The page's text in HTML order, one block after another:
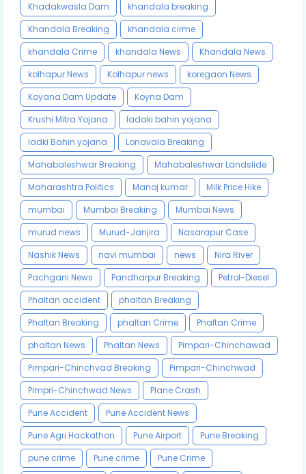
Khadakwasla Dam
khandala breaking
Khandala Breaking
khandala cirme
khandala Crime
khandala News
Khandala News
kolhapur News
Kolhapur news
koregaon News
Koyana Dam Update
Koyna Dam
Krushi Mitra Yojana
ladaki bahin yojana
ladki Bahin yojana
Lonavala Breaking
Mahabaleshwar Breaking
Mahabaleshwar Landslide
Maharashtra Politics
Manoj kumar
Milk Price Hike
mumbai
Mumbai Breaking
Mumbai News
murud news
Murud-Janjira
Nasarapur Case
Nashik News
navi mumbai news
Nira River
Pachgani News
Pandharpur Breaking
Petrol-Diesel
Phaltan accident
phaltan Breaking
Phaltan Breaking
phaltan Crime
Phaltan Crime
phaltan News
Phaltan News
Pimpari-Chinchawad
Pimpari-Chinchvad Breaking
Pimpari-Chinchwad
Pimpri-Chinchwad News
Plane Crash
Pune Accident
Pune Accident News
Pune Agri Hackathon
Pune Airport
Pune Breaking
pune crime
Pune crime
Pune Crime